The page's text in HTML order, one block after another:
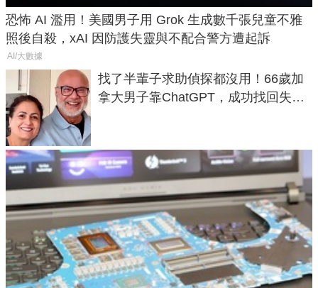
恐怖 AI 濫用！美國男子用 Grok 生成數千張兒童不雅
照後自殺，xAI 因防護失靈與不配合警方遭起訴
AI/大數據
找了半輩子求助偵探都沒用！66歲加
拿大男子靠ChatGPT，成功找回失散